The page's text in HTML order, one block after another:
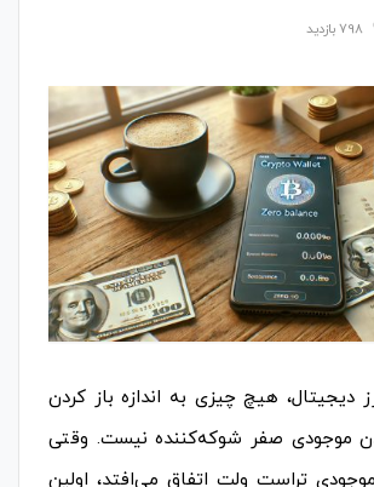
دیجیتال، هیچ چیزی به اندازه باز کردن
موجودی صفر شوکه‌کننده نیست. وقتی
تراست ولت اتفاق می‌افتد، اولین